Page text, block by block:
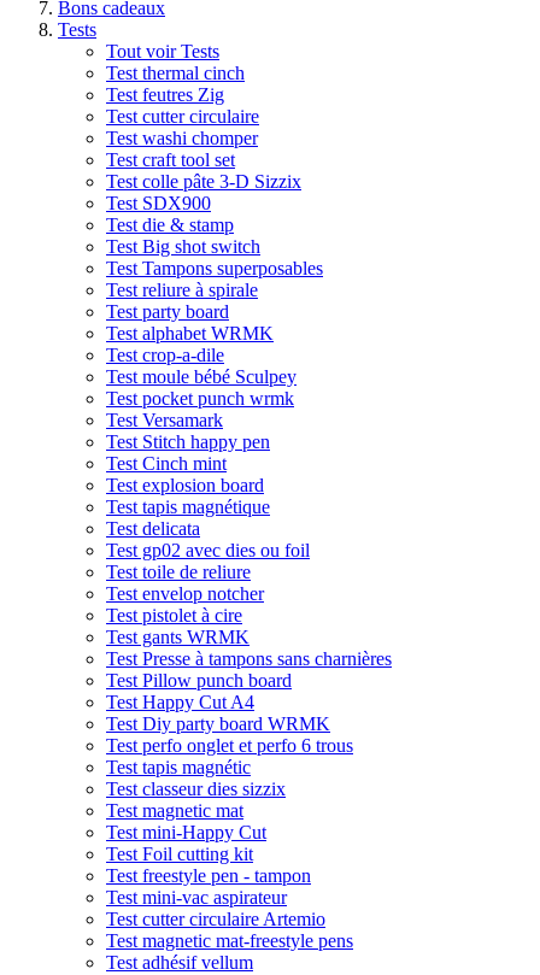
Bons cadeaux
Tests
Tout voir Tests
Test thermal cinch
Test feutres Zig
Test cutter circulaire
Test washi chomper
Test craft tool set
Test colle pâte 3-D Sizzix
Test SDX900
Test die & stamp
Test Big shot switch
Test Tampons superposables
Test reliure à spirale
Test party board
Test alphabet WRMK
Test crop-a-dile
Test moule bébé Sculpey
Test pocket punch wrmk
Test Versamark
Test Stitch happy pen
Test Cinch mint
Test explosion board
Test tapis magnétique
Test delicata
Test gp02 avec dies ou foil
Test toile de reliure
Test envelop notcher
Test pistolet à cire
Test gants WRMK
Test Presse à tampons sans charnières
Test Pillow punch board
Test Happy Cut A4
Test Diy party board WRMK
Test perfo onglet et perfo 6 trous
Test tapis magnétic
Test classeur dies sizzix
Test magnetic mat
Test mini-Happy Cut
Test Foil cutting kit
Test freestyle pen - tampon
Test mini-vac aspirateur
Test cutter circulaire Artemio
Test magnetic mat-freestyle pens
Test adhésif vellum